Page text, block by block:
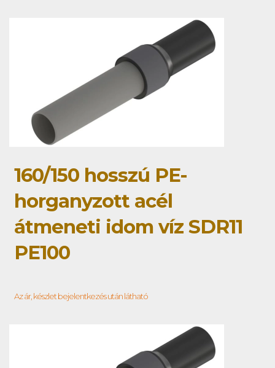
160/150 hosszú PE-
horganyzott acél
átmeneti idom víz SDR11
PE100
Az ár, készlet bejelentkezés után látható